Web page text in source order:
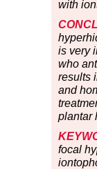
with
is very
who
results
and
plantar
focal